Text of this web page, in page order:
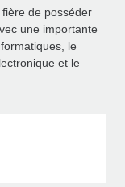
de posséder
une importante
le
et le